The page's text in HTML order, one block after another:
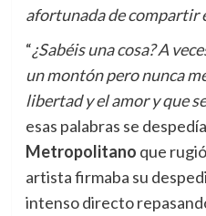
afortunada de compartir
“¿Sabéis una cosa? A
un montón pero nunca
libertad y el amor y que
esas palabras se despedía
Metropolitano que
artista firmaba su
intenso directo